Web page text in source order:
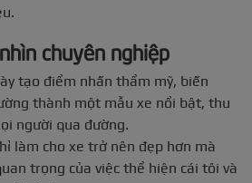
chuyên nghiệp
tạo điểm nhấn thẩm mỹ, biến
thành một mẫu xe nổi bật, thu
người qua đường.
làm cho xe trở nên đẹp hơn mà
trọng của việc thể hiện cái tôi và